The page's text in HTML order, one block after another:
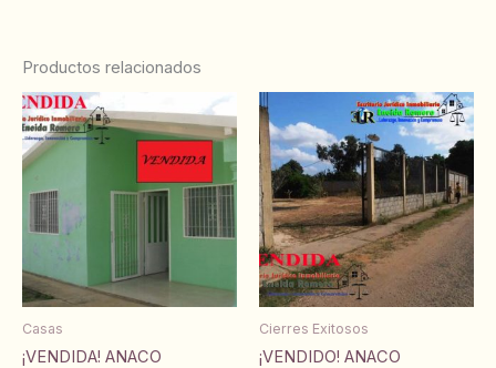
Productos relacionados
Casas
¡VENDIDA! ANACO
Cierres Exitosos
¡VENDIDO! ANACO